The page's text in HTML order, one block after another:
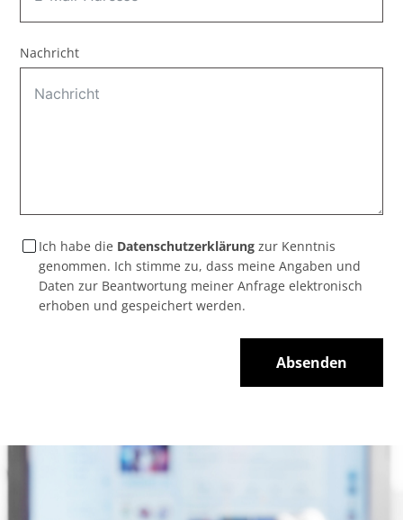
Nachricht
Ich habe die Datenschutzerklärung zur Kenntnis
genommen. Ich stimme zu, dass meine Angaben und
Daten zur Beantwortung meiner Anfrage elektronisch
erhoben und gespeichert werden.
Absenden